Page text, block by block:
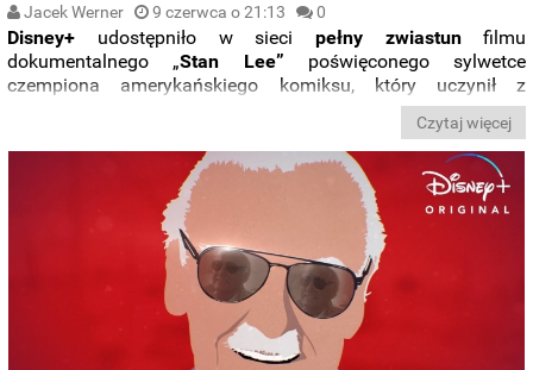
Jacek Werner 9 czerwca o 21:13 0
Disney+ udostępniło w sieci pełny zwiastunfilmu
dokumentalnego „Stan Lee” poświęconego sylwetce
czempiona amerykańskiego komiksu, który uczynił z
markę rozpoznawalną na
premiera?
Czytaj więcej